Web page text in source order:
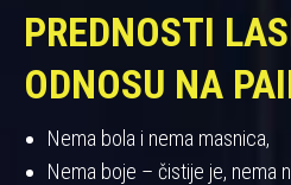
PREDNOSTI
ODNOSU NA
Nema bola i nema masnica,
Nema boje – čistije je, nema